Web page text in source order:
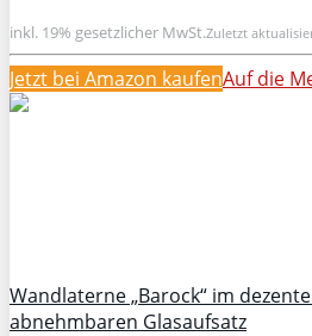
inkl. 19% gesetzlicher MwSt.Zuletzt
Jetzt bei Amazon kaufenAuf die
Wandlaterne „Barock“ im
abnehmbaren Glasaufsatz